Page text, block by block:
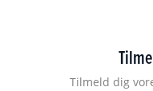
Tilmeld dig